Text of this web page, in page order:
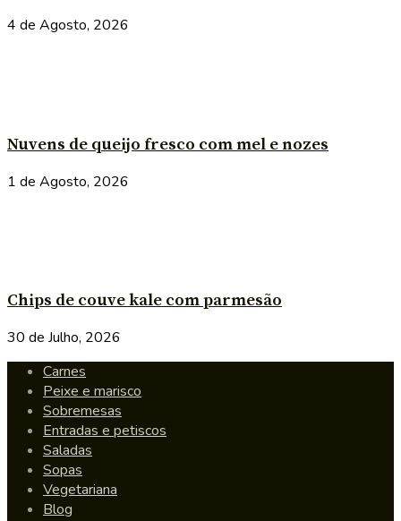
4 de Agosto, 2026
Nuvens de queijo fresco com mel e nozes
1 de Agosto, 2026
Chips de couve kale com parmesão
30 de Julho, 2026
Carnes
Peixe e marisco
Sobremesas
Entradas e petiscos
Saladas
Sopas
Vegetariana
Blog